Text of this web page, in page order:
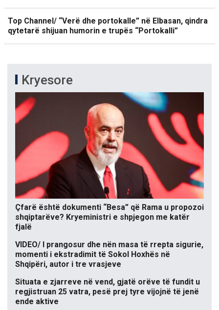
Top Channel/ “Verë dhe portokalle” në Elbasan, qindra
qytetarë shijuan humorin e trupës “Portokalli”
Kryesore
Çfarë është dokumenti “Besa” që Rama u propozoi
shqiptarëve? Kryeministri e shpjegon me katër
fjalë
VIDEO/ I prangosur dhe nën masa të rrepta sigurie,
momenti i ekstradimit të Sokol Hoxhës në
Shqipëri, autor i tre vrasjeve
Situata e zjarreve në vend, gjatë orëve të fundit u
regjistruan 25 vatra, pesë prej tyre vijojnë të jenë
ende aktive